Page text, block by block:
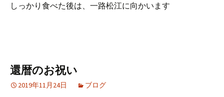
しっかり食べた後は、一路松江に向かいます
還暦のお祝い
2019年11月24日 ブログ